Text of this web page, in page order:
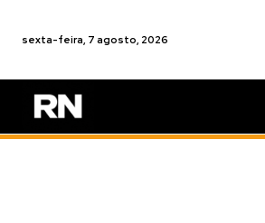
sexta-feira, 7 agosto, 2026